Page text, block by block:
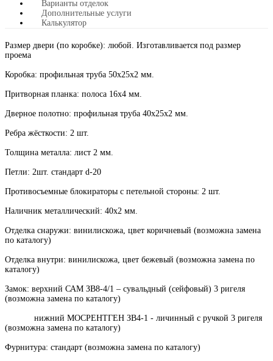
Варианты отделок
Дополнительные услуги
Калькулятор
Размер двери (по коробке): любой. Изготавливается под размер
проема
Коробка: профильная труба 50х25х2 мм.
Притворная планка: полоса 16х4 мм.
Дверное полотно: профильная труба 40х25х2 мм.
Ребра жёсткости: 2 шт.
Толщина металла: лист 2 мм.
Петли: 2шт. стандарт d-20
Противосъемные блокираторы с петельной стороны: 2 шт.
Наличник металлический: 40х2 мм.
Отделка снаружи: винилискожа, цвет коричневый (возможна замена
по каталогу)
Отделка внутри: винилискожа, цвет бежевый (возможна замена по
каталогу)
Замок: верхний САМ ЗВ8-4/1 – сувальдный (сейфовый) 3 ригеля
(возможна замена по каталогу)
нижний МОСРЕНТГЕН ЗВ4-1 - личинный с ручкой 3 ригеля
(возможна замена по каталогу)
Фурнитура: стандарт (возможна замена по каталогу)